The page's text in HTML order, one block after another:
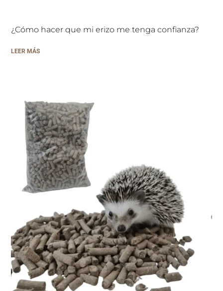
¿Cómo hacer que mi erizo me tenga confianza?
LEER MÁS